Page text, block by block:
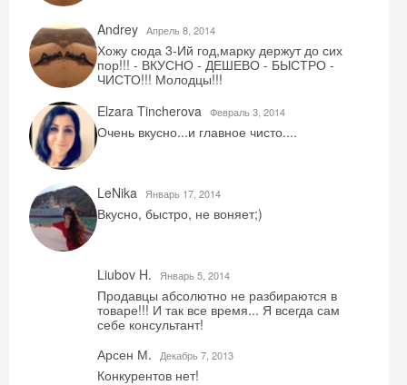
Andrey Aпрель 8, 2014
Хожу сюда 3-Ий год,марку держут до сих
пор!!! - ВКУСНО - ДЕШЕВО - БЫСТРО -
ЧИСТО!!! Молодцы!!!
Elzara Tincherova Февраль 3, 2014
Очень вкусно...и главное чисто....
LeNika Январь 17, 2014
Вкусно, быстро, не воняет;)
Liubov H. Январь 5, 2014
Продавцы абсолютно не разбираются в
товаре!!! И так все время... Я всегда сам
себе консультант!
Арсен М.
Декабрь 7, 2013
Конкурентов нет!
Скидка −5%
Хочешь дешевле? Оставь почту и получи
промокод на первое бронирование!